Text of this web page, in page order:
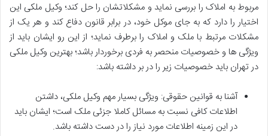
مربوط به املاک را بررسی نماید و مشکلاتشان را حل کند؛ وکیل ملکی این
اختیار را دارد که به جای موکل خود، در برابر قانون دفاع کند و هر یک از
مشکلات مرتبط با ملک و املاک را برطرف نماید؛ از این رو ایشان باید از
ویژگی ها و خصوصیات منحصر به فردی برخوردار باشد؛ بهترین وکیل ملکی
در تهران باید خصوصیات زیر را در بر داشته باشد:
آشنا به قوانین حقوقی: ویژگی بسیار مهم وکیل ملکی، داشتن
اطلاعات کافی نسبت به مسائل کاملا جزئی ملک است؛ ایشان باید
در این زمینه اطلاعات مورد نیاز را در دست داشته باشد.